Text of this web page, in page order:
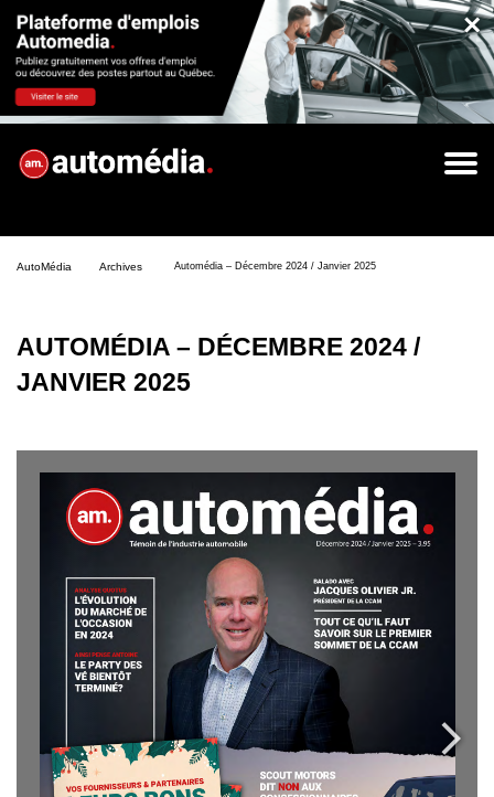
×
AutoMédia Archives Automédia – Décembre 2024 / Janvier 2025
AUTOMÉDIA – DÉCEMBRE 2024 /
JANVIER 2025